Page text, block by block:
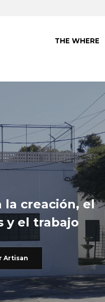
THE WHERE
la creación, el
y el trabajo
Artisan